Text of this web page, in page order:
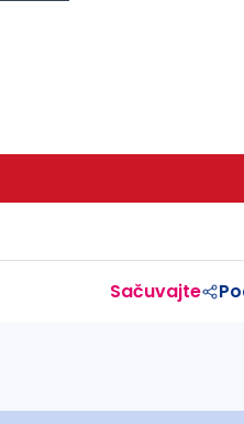
Sačuvajte